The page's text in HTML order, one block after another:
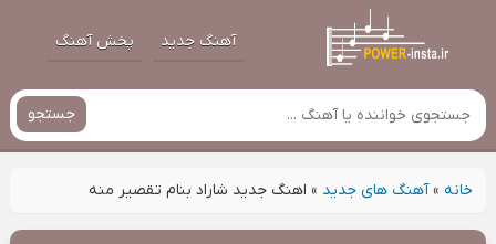
آهنگ جدید پخش آهنگ
جستجو
خانه»آهنگ های جدید » اهنگ جدید شاراد بنام تقصیر منه